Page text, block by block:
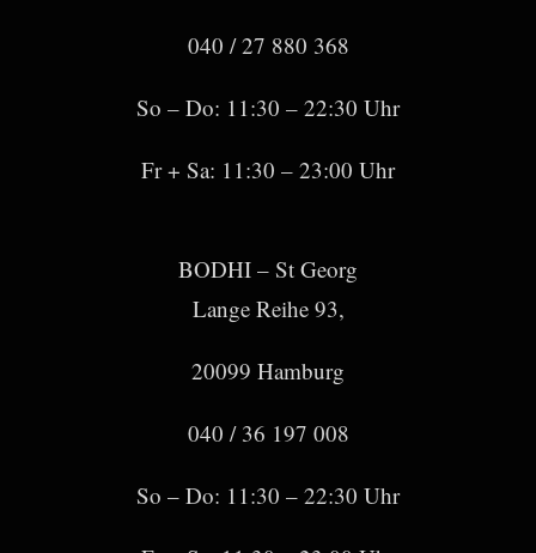
040 / 27 880 368
So – Do: 11:30 – 22:30 Uhr
Fr + Sa: 11:30 – 23:00 Uhr
BODHI – St Georg
Lange Reihe 93,
20099 Hamburg
040 / 36 197 008
So – Do: 11:30 – 22:30 Uhr